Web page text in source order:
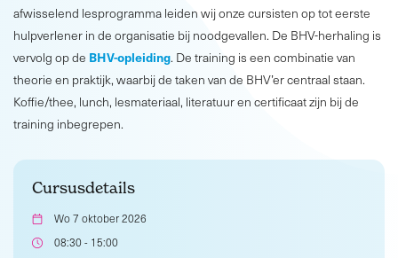
afwisselend lesprogramma leiden wij onze cursisten op tot eerste
hulpverlener in de organisatie bij noodgevallen. De BHV-herhaling is
vervolg op de BHV-opleiding. De training is een combinatie van
theorie en praktijk, waarbij de taken van de BHV’er centraal staan.
Koffie/thee, lunch, lesmateriaal, literatuur en certificaat zijn bij de
training inbegrepen.
Cursusdetails
Wo 7 oktober 2026
08:30 - 15:00